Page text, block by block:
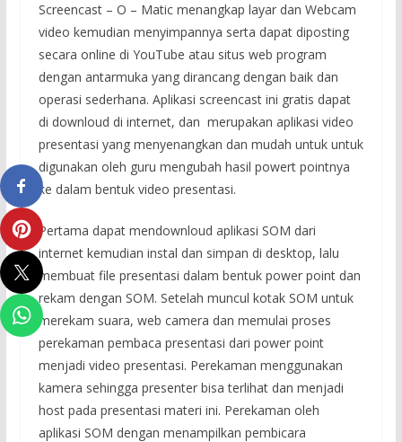
Screencast – O – Matic menangkap layar dan Webcam
video kemudian menyimpannya serta dapat diposting
secara online di YouTube atau situs web program
dengan antarmuka yang dirancang dengan baik dan
operasi sederhana. Aplikasi screencast ini gratis dapat
di downloud di internet, dan merupakan aplikasi video
presentasi yang menyenangkan dan mudah untuk untuk
digunakan oleh guru mengubah hasil powert pointnya
ke dalam bentuk video presentasi.
Pertama dapat mendownloud aplikasi SOM dari
internet kemudian instal dan simpan di desktop, lalu
membuat file presentasi dalam bentuk power point dan
rekam dengan SOM. Setelah muncul kotak SOM untuk
merekam suara, web camera dan memulai proses
perekaman pembaca presentasi dari power point
menjadi video presentasi. Perekaman menggunakan
kamera sehingga presenter bisa terlihat dan menjadi
host pada presentasi materi ini. Perekaman oleh
aplikasi SOM dengan menampilkan pembicara